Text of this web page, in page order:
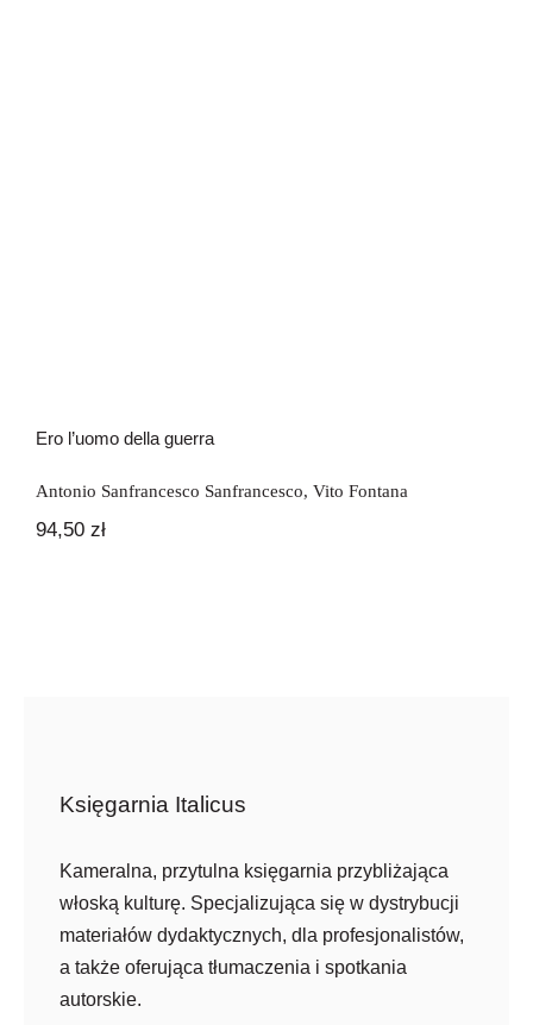
Ero l’uomo della guerra
Antonio Sanfrancesco Sanfrancesco, Vito Fontana
94,50 zł
Księgarnia Italicus
Kameralna, przytulna księgarnia przybliżająca
włoską kulturę. Specjalizująca się w dystrybucji
materiałów dydaktycznych, dla profesjonalistów,
a także oferująca tłumaczenia i spotkania
autorskie.